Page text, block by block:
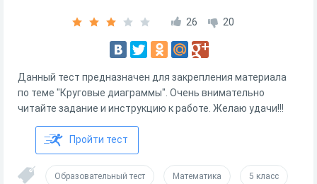
26 20
Данный тест предназначен для закрепления материала
по теме "Круговые диаграммы". Очень внимательно
читайте задание и инструкцию к работе. Желаю удачи!!!
Пройти тест
Образовательный тест Математика 5 класс